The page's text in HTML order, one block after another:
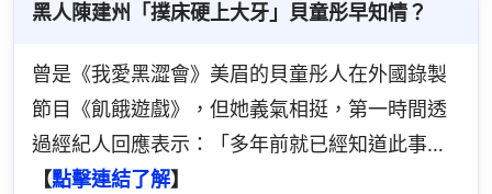
黑人陳建州「撲床硬上大牙」貝童彤早知情？
曾是《我愛黑澀會》美眉的貝童彤人在外國錄製
節目《飢餓遊戲》，但她義氣相挺，第一時間透
過經紀人回應表示：「多年前就已經知道此事…
【點擊連結了解】